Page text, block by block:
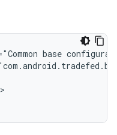
base